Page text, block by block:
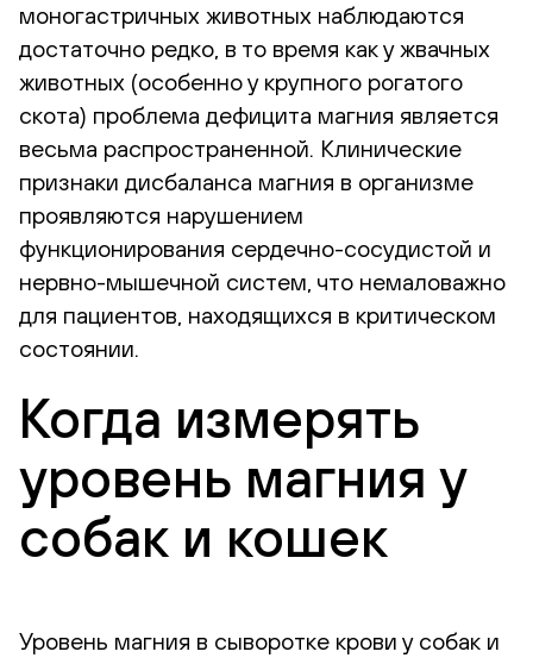
моногастричных животных наблюдаются
достаточно редко, в то время как у жвачных
животных (особенно у крупного рогатого
скота) проблема дефицита магния является
весьма распространенной. Клинические
признаки дисбаланса магния в организме
проявляются нарушением
функционирования сердечно-сосудистой и
нервно-мышечной систем, что немаловажно
для пациентов, находящихся в критическом
состоянии.
Когда измерять
уровень магния у
собак и кошек
Уровень магния в сыворотке крови у собак и